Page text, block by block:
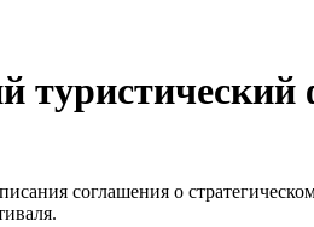
туристический
соглашения о